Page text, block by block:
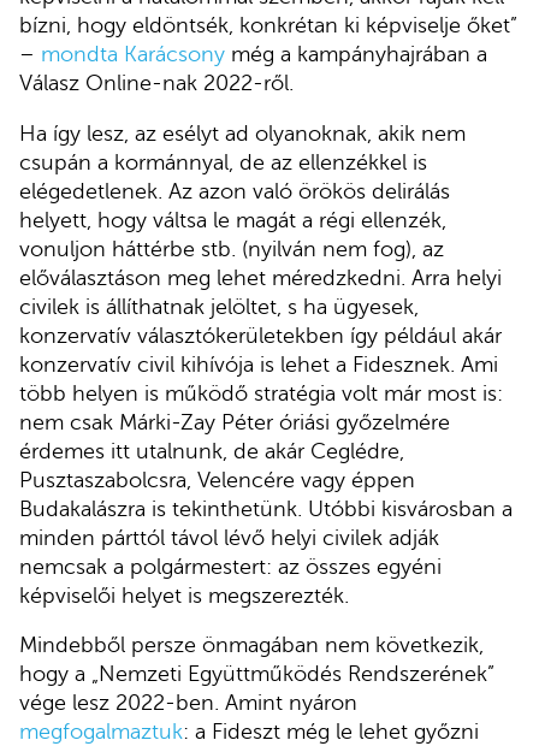
bízni, hogy eldöntsék, konkrétan ki képviselje őket”
– mondta Karácsony még a kampányhajrában a
Válasz Online-nak 2022-ről.
Ha így lesz, az esélyt ad olyanoknak, akik nem
csupán a kormánnyal, de az ellenzékkel is
elégedetlenek. Az azon való örökös delirálás
helyett, hogy váltsa le magát a régi ellenzék,
vonuljon háttérbe stb. (nyilván nem fog), az
előválasztáson meg lehet méredzkedni. Arra helyi
civilek is állíthatnak jelöltet, s ha ügyesek,
konzervatív választókerületekben így például akár
konzervatív civil kihívója is lehet a Fidesznek. Ami
több helyen is működő stratégia volt már most is:
nem csak Márki-Zay Péter óriási győzelmére
érdemes itt utalnunk, de akár Ceglédre,
Pusztaszabolcsra, Velencére vagy éppen
Budakalászra is tekinthetünk. Utóbbi kisvárosban a
minden párttól távol lévő helyi civilek adják
nemcsak a polgármestert: az összes egyéni
képviselői helyet is megszerezték.
Mindebből persze önmagában nem következik,
hogy a „Nemzeti Együttműködés Rendszerének”
vége lesz 2022-ben. Amint nyáron
megfogalmaztuk: a Fideszt még le lehet győzni